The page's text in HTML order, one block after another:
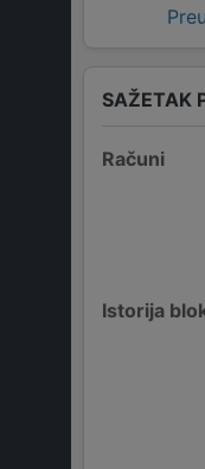
SAŽETAK
Računi
Istorija